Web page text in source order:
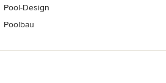
Pool-Design
Poolbau